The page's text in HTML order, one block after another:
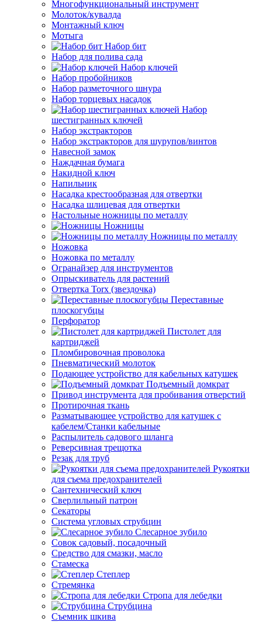
Многофункциональный инструмент
Молоток/кувалда
Монтажный ключ
Мотыга
Набор бит
Набор для полива сада
Набор ключей
Набор пробойников
Набор разметочного шнура
Набор торцевых насадок
Набор
шестигранных ключей
Набор экстракторов
Набор экстракторов для шурупов/винтов
Навесной замок
Наждачная бумага
Накидной ключ
Напильник
Насадка крестообразная для отвертки
Насадка шлицевая для отвертки
Настольные ножницы по металлу
Ножницы
Ножницы по металлу
Ножовка
Ножовка по металлу
Огранайзер для инструментов
Опрыскиватель для растений
Отвертка Torx (звездочка)
Переставные
плоскогубцы
Перфоратор
Пистолет для
картриджей
Пломбировочная проволока
Пневматический молоток
Подающее устройство для кабельных катушек
Подъемный домкрат
Привод инструмента для пробивания отверстий
Протирочная ткань
Разматывающее устройство для катушек с
кабелем/Станки кабельные
Распылитель садового шланга
Реверсивная трещотка
Резак для труб
Рукоятки
для съема предохранителей
Сантехнический ключ
Сверлильный патрон
Секаторы
Система угловых струбцин
Слесарное зубило
Совок садовый, посадочный
Средство для смазки, масло
Стамеска
Степлер
Стремянка
Стропа для лебедки
Струбцина
Съемник шкива